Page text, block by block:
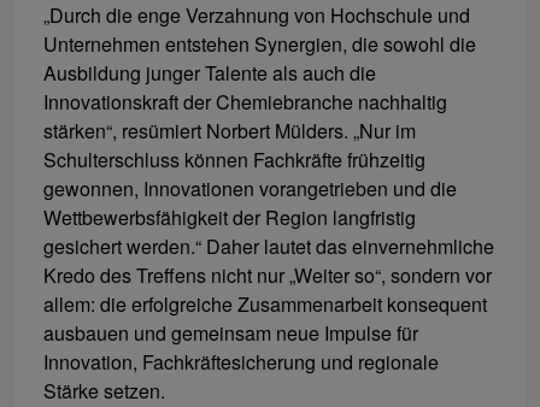
„Durch die enge Verzahnung von Hochschule und
Unternehmen entstehen Synergien, die sowohl die
Ausbildung junger Talente als auch die
Innovationskraft der Chemiebranche nachhaltig
stärken“, resümiert Norbert Mülders. „Nur im
Schulterschluss können Fachkräfte frühzeitig
gewonnen, Innovationen vorangetrieben und die
Wettbewerbsfähigkeit der Region langfristig
gesichert werden.“ Daher lautet das einvernehmliche
Kredo des Treffens nicht nur „Weiter so“, sondern vor
allem: die erfolgreiche Zusammenarbeit konsequent
ausbauen und gemeinsam neue Impulse für
Innovation, Fachkräftesicherung und regionale
Stärke setzen.